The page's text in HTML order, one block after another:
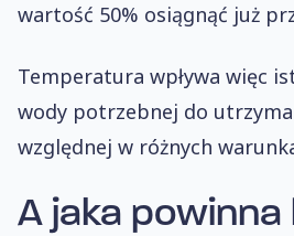
wartość 50% osiągnąć już
Temperatura wpływa więc
wody potrzebnej do
względnej w różnych
A jaka powinna